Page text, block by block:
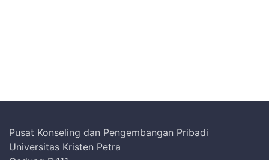
Pusat Konseling dan Pengembangan Pribadi
Universitas Kristen Petra